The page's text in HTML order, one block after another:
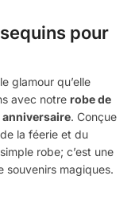
pour
glamour qu’elle
avec notre robe de
anniversaire. Conçue
la féerie et du
robe; c’est une
souvenirs magiques.